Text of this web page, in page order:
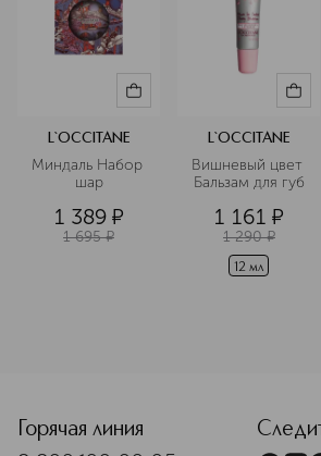
L`OCCITANE
Миндаль Набор
шар
1 389 ¤
1 695 ¤
L`OCCITANE
Вишневый цвет
Бальзам для губ
1 161 ¤
1 290 ¤
12 мл
Горячая линия